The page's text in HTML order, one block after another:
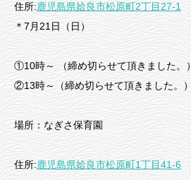
住所:鹿児島県姶良市松原町2丁目27-1
＊7月21日（日）
①10時～ （締め切らせて頂きました。）
②13時～（締め切らせて頂きました。）
場所：なぎさ保育園
住所:鹿児島県姶良市松原町1丁目41-6